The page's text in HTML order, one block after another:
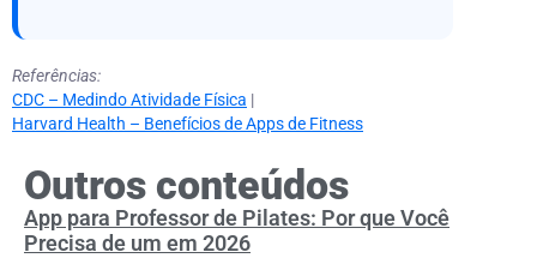
Referências:
CDC – Medindo Atividade Física |
Harvard Health – Benefícios de Apps de Fitness
Outros conteúdos
App para Professor de Pilates: Por que Você
Precisa de um em 2026